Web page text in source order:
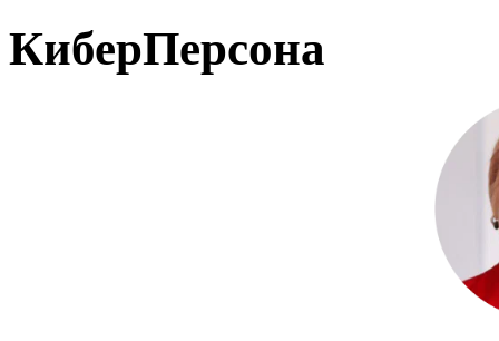
КиберПерсона